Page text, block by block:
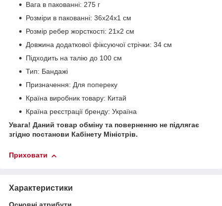
Вага в пакованні: 275 г
Розміри в пакованні: 36х24х1 см
Розмір ребер жорсткості: 21х2 см
Довжина додаткової фіксуючої стрічки: 34 см
Підходить на талію до 100 см
Тип: Бандажі
Призначення: Для попереку
Країна виробник товару: Китай
Країна реєстрації бренду: Україна
Увага! Даний товар обміну та поверненню не підлягає
згідно постанови Кабінету Міністрів.
Приховати
Характеристики
Основні атрибути